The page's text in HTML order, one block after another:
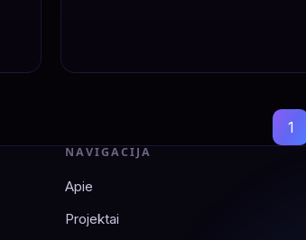
1
NAVIGACIJA
Apie
Projektai